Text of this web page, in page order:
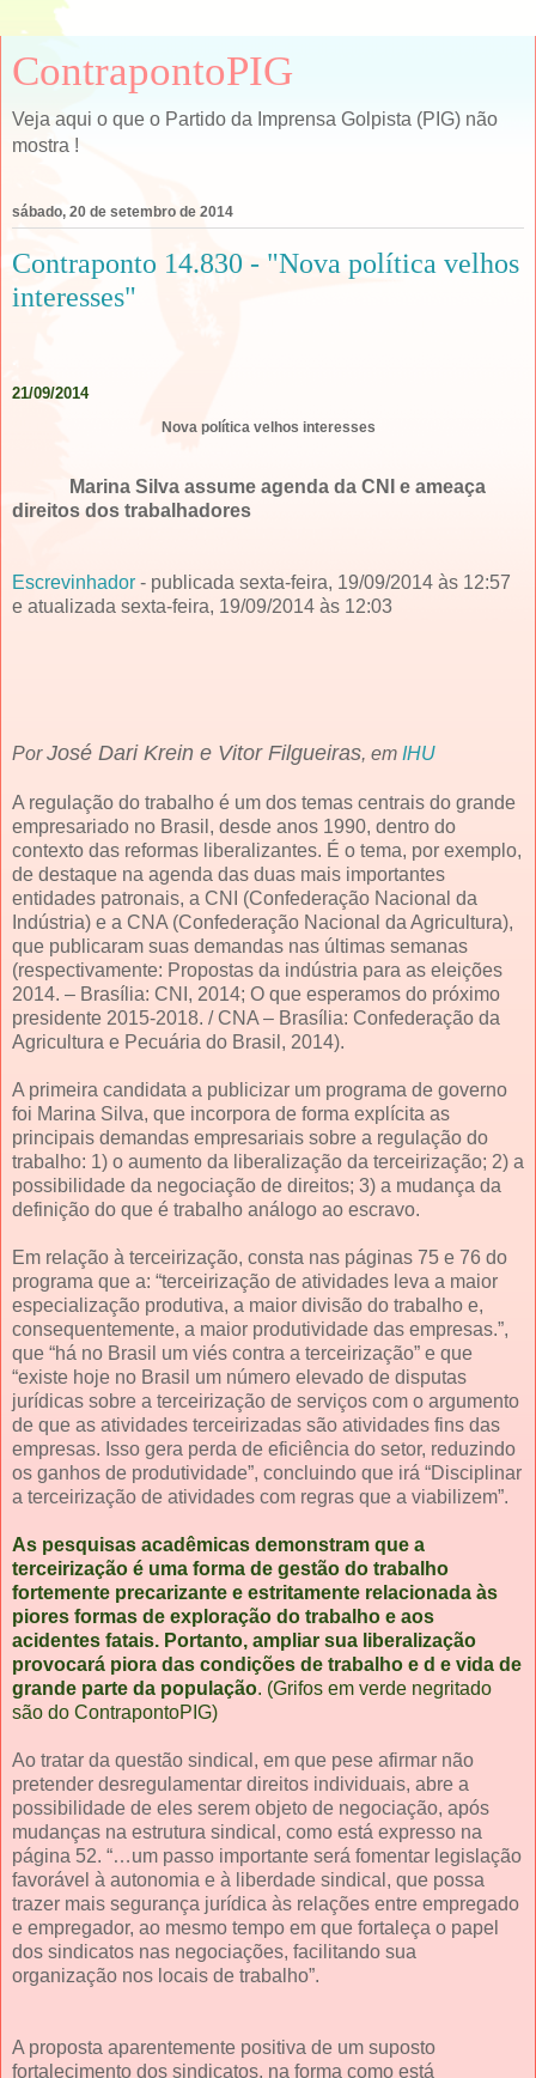
ContrapontoPIG
Veja aqui o que o Partido da Imprensa Golpista (PIG) não
mostra !
sábado, 20 de setembro de 2014
Contraponto 14.830 - "Nova política velhos
interesses"
21/09/2014
Nova política velhos interesses
Marina Silva assume agenda da CNI e ameaça
direitos dos trabalhadores
Escrevinhador - publicada sexta-feira, 19/09/2014 às 12:57
e atualizada sexta-feira, 19/09/2014 às 12:03
PorJosé Dari Krein e Vitor Filgueiras, em IHU
A regulação do trabalho é um dos temas centrais do grande
empresariado no Brasil, desde anos 1990, dentro do
contexto das reformas liberalizantes. É o tema, por exemplo,
de destaque na agenda das duas mais importantes
entidades patronais, a CNI (Confederação Nacional da
Indústria) e a CNA (Confederação Nacional da Agricultura),
que publicaram suas demandas nas últimas semanas
(respectivamente: Propostas da indústria para as eleições
2014. – Brasília: CNI, 2014; O que esperamos do próximo
presidente 2015-2018. / CNA – Brasília: Confederação da
Agricultura e Pecuária do Brasil, 2014).
A primeira candidata a publicizar um programa de governo
foi Marina Silva, que incorpora de forma explícita as
principais demandas empresariais sobre a regulação do
trabalho: 1) o aumento da liberalização da terceirização; 2) a
possibilidade da negociação de direitos; 3) a mudança da
definição do que é trabalho análogo ao escravo.
Em relação à terceirização, consta nas páginas 75 e 76 do
programa que a: “terceirização de atividades leva a maior
especialização produtiva, a maior divisão do trabalho e,
consequentemente, a maior produtividade das empresas.”,
que “há no Brasil um viés contra a terceirização” e que
“existe hoje no Brasil um número elevado de disputas
jurídicas sobre a terceirização de serviços com o argumento
de que as atividades terceirizadas são atividades fins das
empresas. Isso gera perda de eficiência do setor, reduzindo
os ganhos de produtividade”, concluindo que irá “Disciplinar
a terceirização de atividades com regras que a viabilizem”.
As pesquisas acadêmicas demonstram que a
terceirização é uma forma de gestão do trabalho
fortemente precarizante e estritamente relacionada às
piores formas de exploração do trabalho e aos
acidentes fatais. Portanto, ampliar sua liberalização
provocará piora das condições de trabalho e d e vida de
grande parte da população. (Grifos em verde negritado
são do ContrapontoPIG)
Ao tratar da questão sindical, em que pese afirmar não
pretender desregulamentar direitos individuais, abre a
possibilidade de eles serem objeto de negociação, após
mudanças na estrutura sindical, como está expresso na
página 52. “…um passo importante será fomentar legislação
favorável à autonomia e à liberdade sindical, que possa
trazer mais segurança jurídica às relações entre empregado
e empregador, ao mesmo tempo em que fortaleça o papel
dos sindicatos nas negociações, facilitando sua
organização nos locais de trabalho”.
A proposta aparentemente positiva de um suposto
fortalecimento dos sindicatos, na forma como está